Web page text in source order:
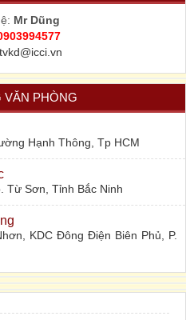
Mr Dũng
VĂN PHÒNG
Hạnh Thông, Tp HCM
Từ Sơn, Tỉnh Bắc Ninh
KDC Đông Điện Biên Phủ, P.